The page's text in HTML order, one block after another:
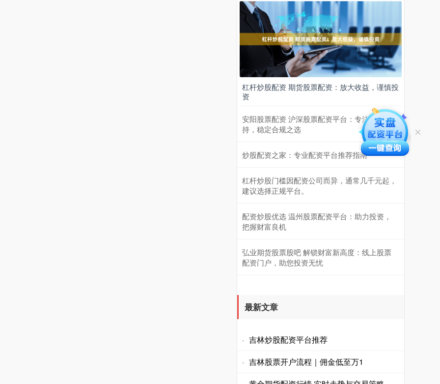
杠杆炒股配资 期货股票配资：放大收益，谨慎投
资
安阳股票配资 沪深股票配资平台：专注交易支
持，稳定合规之选
炒股配资之家：专业配资平台推荐指南
杠杆炒股门槛因配资公司而异，通常几千元起，
建议选择正规平台。
配资炒股优选 温州股票配资平台：助力投资，
把握财富良机
弘业期货股票股吧 解锁财富新高度：线上股票
配资门户，助您投资无忧
最新文章
· 吉林炒股配资平台推荐
· 吉林股票开户流程｜佣金低至万1